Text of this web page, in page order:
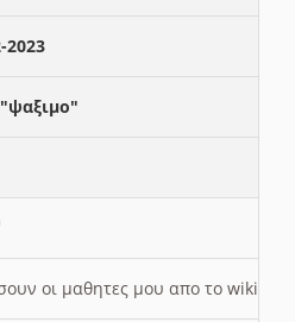
2023
οι μαθητες μου απο το wiki